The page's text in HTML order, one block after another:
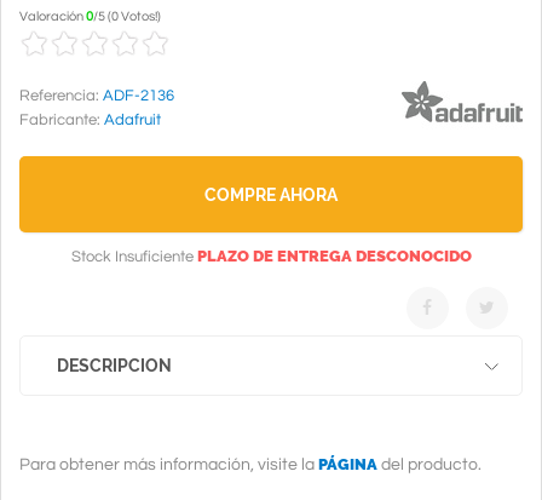
Valoración0/5(0 Votos!)
Referencia: ADF-2136
Fabricante: Adafruit
COMPRE AHORA
Stock Insuficiente PLAZO DE ENTREGA DESCONOCIDO
DESCRIPCION
Para obtener más información, visite la PÁGINA del producto.